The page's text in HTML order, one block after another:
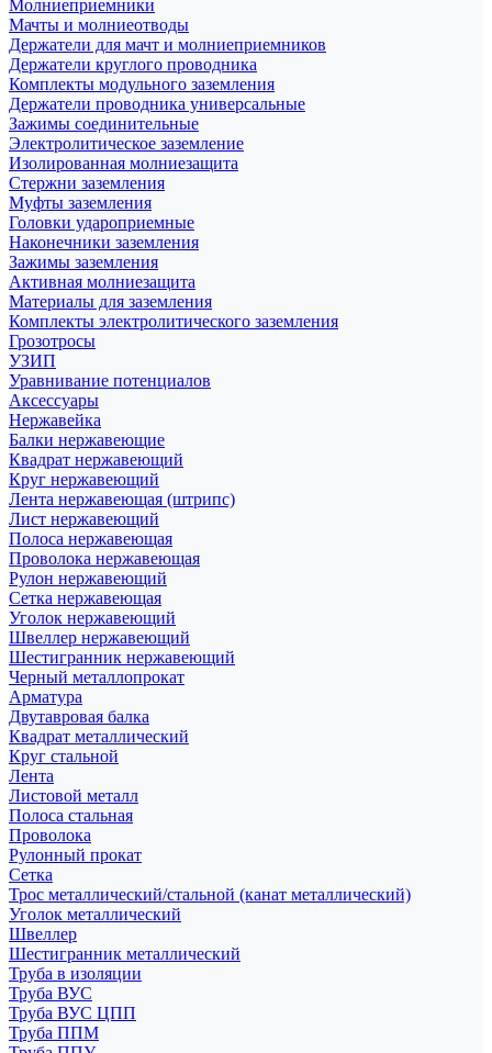
Молниеприемники
Мачты и молниеотводы
Держатели для мачт и молниеприемников
Держатели круглого проводника
Комплекты модульного заземления
Держатели проводника универсальные
Зажимы соединительные
Электролитическое заземление
Изолированная молниезащита
Стержни заземления
Муфты заземления
Головки удароприемные
Наконечники заземления
Зажимы заземления
Активная молниезащита
Материалы для заземления
Комплекты электролитического заземления
Грозотросы
УЗИП
Уравнивание потенциалов
Аксессуары
Нержавейка
Балки нержавеющие
Квадрат нержавеющий
Круг нержавеющий
Лента нержавеющая (штрипс)
Лист нержавеющий
Полоса нержавеющая
Проволока нержавеющая
Рулон нержавеющий
Сетка нержавеющая
Уголок нержавеющий
Швеллер нержавеющий
Шестигранник нержавеющий
Черный металлопрокат
Арматура
Двутавровая балка
Квадрат металлический
Круг стальной
Лента
Листовой металл
Полоса стальная
Проволока
Рулонный прокат
Сетка
Трос металлический/стальной (канат металлический)
Уголок металлический
Швеллер
Шестигранник металлический
Труба в изоляции
Труба ВУС
Труба ВУС ЦПП
Труба ППМ